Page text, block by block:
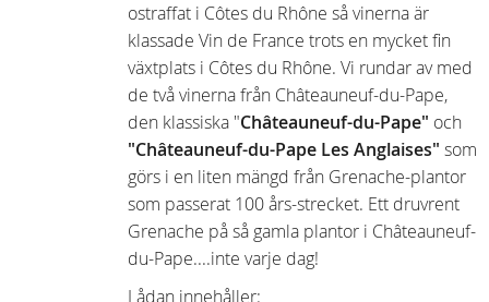
ostraffat i Côtes du Rhône så vinerna är
klassade Vin de France trots en mycket fin
växtplats i Côtes du Rhône. Vi rundar av med
de två vinerna från Châteauneuf-du-Pape,
den klassiska "Châteauneuf-du-Pape" och
"Châteauneuf-du-Pape Les Anglaises" som
görs i en liten mängd från Grenache-plantor
som passerat 100 års-strecket. Ett druvrent
Grenache på så gamla plantor i Châteauneuf-
du-Pape....inte varje dag!
Lådan innehåller: